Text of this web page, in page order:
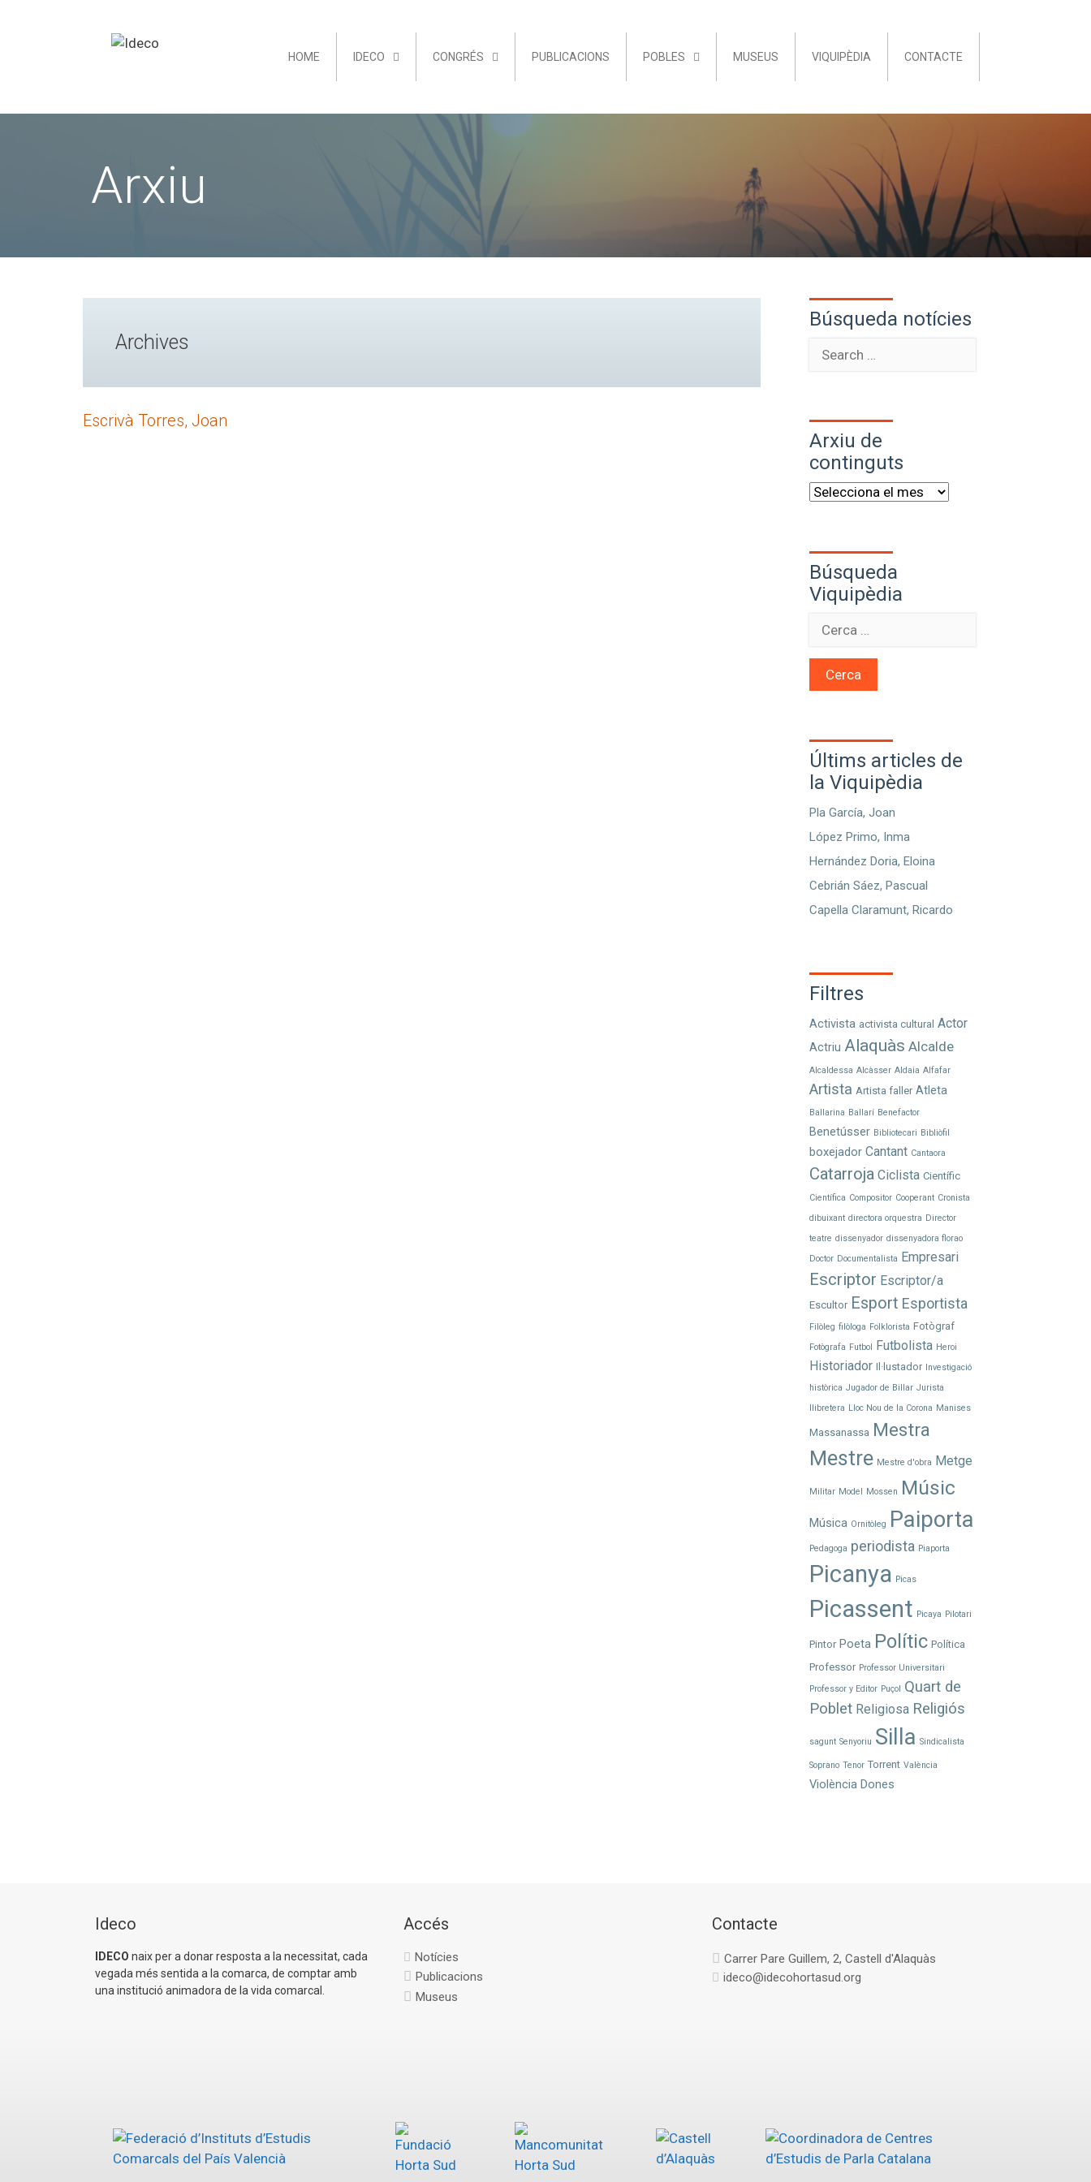
HOME IDECO CONGRÉS PUBLICACIONS POBLES MUSEUS VIQUIPÈDIA CONTACTE
Arxiu
Archives
Escrivà Torres, Joan
Búsqueda notícies
Arxiu de
continguts
Búsqueda
Viquipèdia
Cerca
Últims articles de
la Viquipèdia
Pla García, Joan
López Primo, Inma
Hernández Doria, Eloina
Cebrián Sáez, Pascual
Capella Claramunt, Ricardo
Filtres
Activista activista cultural Actor
Actriu Alaquàs Alcalde
Alcaldessa Alcàsser Aldaia Alfafar
Artista Artista faller Atleta
Ballarina Ballarí Benefactor
Benetússer Bibliotecari Bibliòfil
boxejador Cantant Cantaora
Catarroja Ciclista Científic
Científica Compositor Cooperant Cronista
dibuixant directora orquestra Director
teatre dissenyador dissenyadora florao
Doctor Documentalista Empresari
Escriptor Escriptor/a
Escultor Esport Esportista
Filòleg filòloga Folklorista Fotògraf
Fotògrafa Futbol Futbolista Heroi
Historiador Il·lustador Investigació
històrica Jugador de Billar Jurista
llibretera Lloc Nou de la Corona Manises
Massanassa Mestra
Mestre Mestre d'obra Metge
Militar Model Mossen Músic
Música Ornitòleg Paiporta
Pedagoga periodista Piaporta
Picanya Picas
Picassent Picaya Pilotari
Pintor Poeta Polític Política
Professor Professor Universitari
Professor y Editor Puçol Quart de
Poblet Religiosa Religiós
sagunt Senyoriu Silla Sindicalista
Soprano Tenor Torrent València
Violència Dones
Ideco
IDECO naix per a donar resposta a la necessitat, cada
vegada més sentida a la comarca, de comptar amb
una institució animadora de la vida comarcal.
Accés
Notícies
Publicacions
Museus
Contacte
Carrer Pare Guillem, 2, Castell d'Alaquàs
ideco@idecohortasud.org